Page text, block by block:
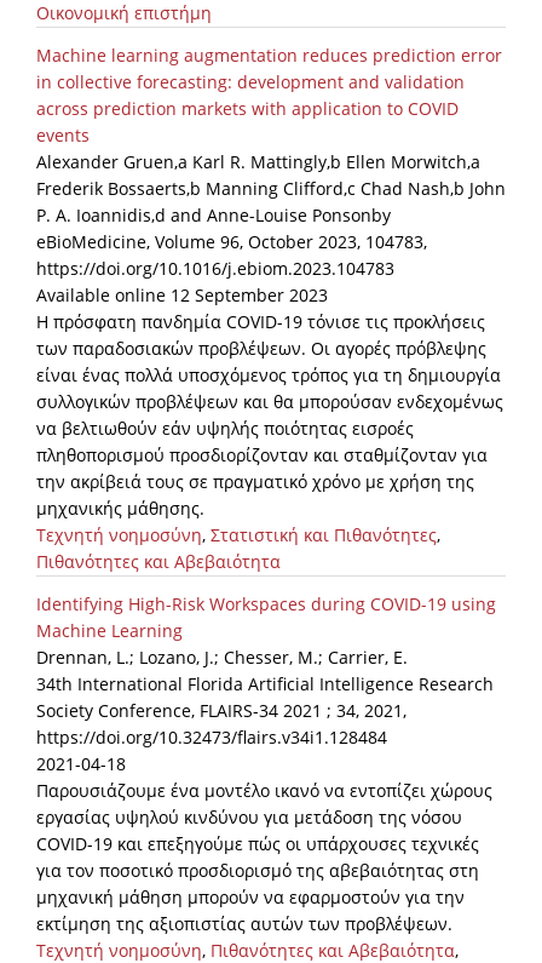
Οικονομική επιστήμη
Machine learning augmentation reduces prediction error
in collective forecasting: development and validation
across prediction markets with application to COVID
events
Alexander Gruen,a Karl R. Mattingly,b Ellen Morwitch,a
Frederik Bossaerts,b Manning Clifford,c Chad Nash,b John
P. A. Ioannidis,d and Anne-Louise Ponsonby
eBioMedicine, Volume 96, October 2023, 104783,
https://doi.org/10.1016/j.ebiom.2023.104783
Available online 12 September 2023
Η πρόσφατη πανδημία COVID-19 τόνισε τις προκλήσεις
των παραδοσιακών προβλέψεων. Οι αγορές πρόβλεψης
είναι ένας πολλά υποσχόμενος τρόπος για τη δημιουργία
συλλογικών προβλέψεων και θα μπορούσαν ενδεχομένως
να βελτιωθούν εάν υψηλής ποιότητας εισροές
πληθοπορισμού προσδιορίζονταν και σταθμίζονταν για
την ακρίβειά τους σε πραγματικό χρόνο με χρήση της
μηχανικής μάθησης.
Τεχνητή νοημοσύνη, Στατιστική και Πιθανότητες,
Πιθανότητες και Αβεβαιότητα
Identifying High-Risk Workspaces during COVID-19 using
Machine Learning
Drennan, L.; Lozano, J.; Chesser, M.; Carrier, E.
34th International Florida Artificial Intelligence Research
Society Conference, FLAIRS-34 2021 ; 34, 2021,
https://doi.org/10.32473/flairs.v34i1.128484
2021-04-18
Παρουσιάζουμε ένα μοντέλο ικανό να εντοπίζει χώρους
εργασίας υψηλού κινδύνου για μετάδοση της νόσου
COVID-19 και επεξηγούμε πώς οι υπάρχουσες τεχνικές
για τον ποσοτικό προσδιορισμό της αβεβαιότητας στη
μηχανική μάθηση μπορούν να εφαρμοστούν για την
εκτίμηση της αξιοπιστίας αυτών των προβλέψεων.
Τεχνητή νοημοσύνη, Πιθανότητες και Αβεβαιότητα,